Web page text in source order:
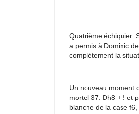
Quatrième échiquier.
a permis à Dominic
complètement la
Un nouveau moment
mortel 37. Dh8 + ! et
blanche de la case